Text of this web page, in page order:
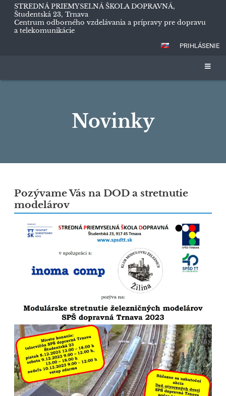
STREDNÁ PRIEMYSELNÁ ŠKOLA DOPRAVNÁ,
Študentská 23, Trnava
Centrum odborného vzdelávania a prípravy pre dopravu
a telekomunikácie
PRIHLÁSENIE
Novinky
Pozývame Vás na DOD a stretnutie
modelárov